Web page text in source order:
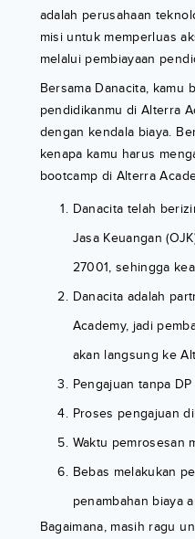
adalah perusahaan
misi untuk memperluas
melalui pembiayaan
Bersama Danacita, kamu
pendidikanmu di Alterra
dengan kendala biaya.
kenapa kamu harus
bootcamp di Alterra
Danacita telah
Jasa Keuangan
27001, sehingga
Danacita adalah
Academy, jadi
akan langsung ke
Pengajuan tanpa
Proses pengajuan
Waktu pemrosesan
Bebas melakukan
penambahan biaya
Bagaimana, masih ragu